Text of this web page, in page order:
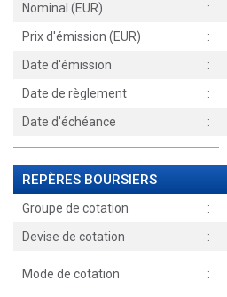
Nominal (EUR)
:
Prix d'émission (EUR)
:
Date d'émission
:
Date de règlement
:
Date d'échéance
:
REPÈRES BOURSIERS
Groupe de cotation
:
Devise de cotation
:
Mode de cotation :